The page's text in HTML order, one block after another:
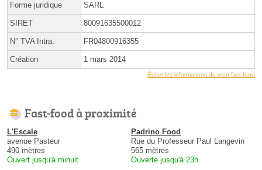
Forme juridique SARL
SIRET 80091635500012
N° TVA Intra. FR04800916355
Création 1 mars 2014
Éditer les informations de mon fast-food
Fast-food à proximité
L'Escale
avenue Pasteur
490 mètres
Ouvert jusqu'à minuit
Padrino Food
Rue du Professeur Paul Langevin
565 mètres
Ouverte jusqu'à 23h